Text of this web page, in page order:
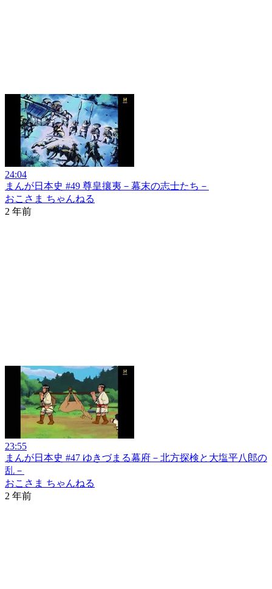
24:04
まんが日本史 #49 尊皇攘夷－幕末の志士たち－
おこさま ちゃんねる
2 年前
23:55
まんが日本史 #47 ゆきづまる幕府－北方探検と大塩平八郎の
乱－
おこさま ちゃんねる
2 年前